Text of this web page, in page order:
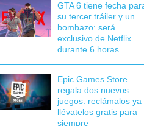
GTA 6 tiene fecha
su tercer tráiler y un
bombazo: será
exclusivo de Netflix
durante 6 horas
Epic Games Store
regala dos nuevos
juegos: reclámalos ya
llévatelos gratis para
siempre